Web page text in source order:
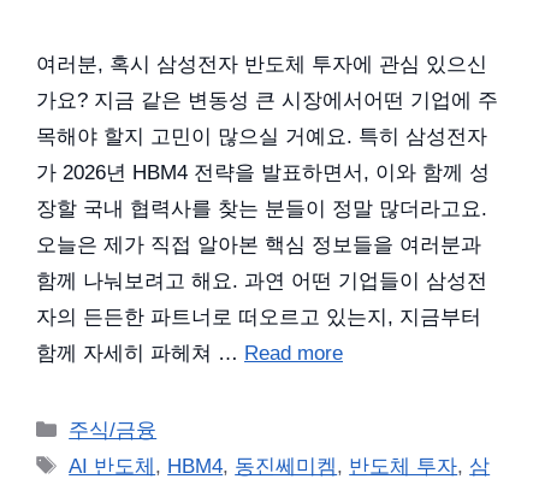
여러분, 혹시 삼성전자 반도체 투자에 관심 있으신
가요? 지금 같은 변동성 큰 시장에서어떤 기업에 주
목해야 할지 고민이 많으실 거예요. 특히 삼성전자
가 2026년 HBM4 전략을 발표하면서, 이와 함께 성
장할 국내 협력사를 찾는 분들이 정말 많더라고요.
오늘은 제가 직접 알아본 핵심 정보들을 여러분과
함께 나눠보려고 해요. 과연 어떤 기업들이 삼성전
자의 든든한 파트너로 떠오르고 있는지, 지금부터
함께 자세히 파헤쳐 … Read more
카
테
주식/금융
태
AI 반도체 , HBM4, 동진쎄미켐, 반도체 투자, 삼